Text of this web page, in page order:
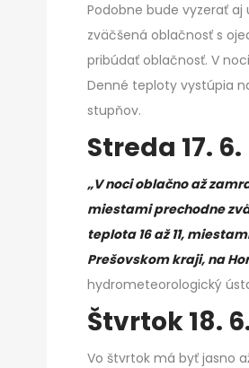
Podobne bude vyzerať
zväčšená oblačnosť s
pribúdať oblačnosť. V
Denné teploty vystúpia
stupňov.
Streda 17. 6.
„V noci oblačno až
miestami prechodne
teplota 16 až 11,
Prešovskom kraji, na
hydrometeorologický
Štvrtok 18.
Vo štvrtok má byť jasno